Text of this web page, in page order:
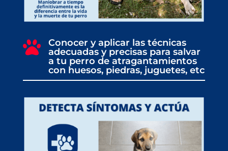

Conocer y aplicar las técnicas
adecuadas y precisas para salvar
a tu perro de atragantamientos
con huesos, piedras, juguetes, etc